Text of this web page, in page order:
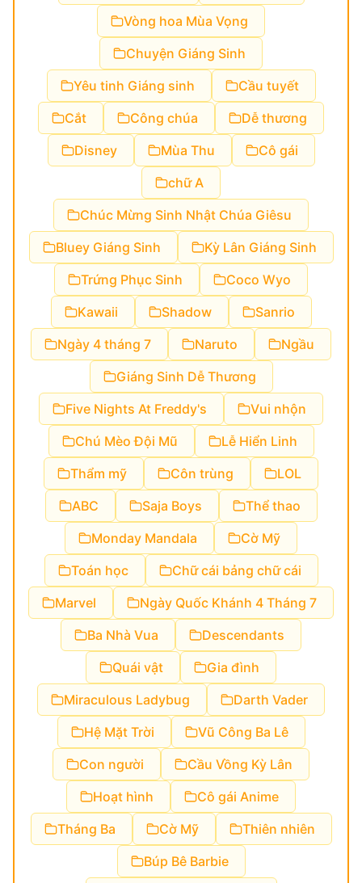
Vòng hoa Mùa Vọng
Chuyện Giáng Sinh
Yêu tinh Giáng sinh
Cầu tuyết
Cắt
Công chúa
Dễ thương
Disney
Mùa Thu
Cô gái
chữ A
Chúc Mừng Sinh Nhật Chúa Giêsu
Bluey Giáng Sinh
Kỳ Lân Giáng Sinh
Trứng Phục Sinh
Coco Wyo
Kawaii
Shadow
Sanrio
Ngày 4 tháng 7
Naruto
Ngầu
Giáng Sinh Dễ Thương
Five Nights At Freddy's
Vui nhộn
Chú Mèo Đội Mũ
Lễ Hiển Linh
Thẩm mỹ
Côn trùng
LOL
ABC
Saja Boys
Thể thao
Monday Mandala
Cờ Mỹ
Toán học
Chữ cái bảng chữ cái
Marvel
Ngày Quốc Khánh 4 Tháng 7
Ba Nhà Vua
Descendants
Quái vật
Gia đình
Miraculous Ladybug
Darth Vader
Hệ Mặt Trời
Vũ Công Ba Lê
Con người
Cầu Vồng Kỳ Lân
Hoạt hình
Cô gái Anime
Tháng Ba
Cờ Mỹ
Thiên nhiên
Búp Bê Barbie